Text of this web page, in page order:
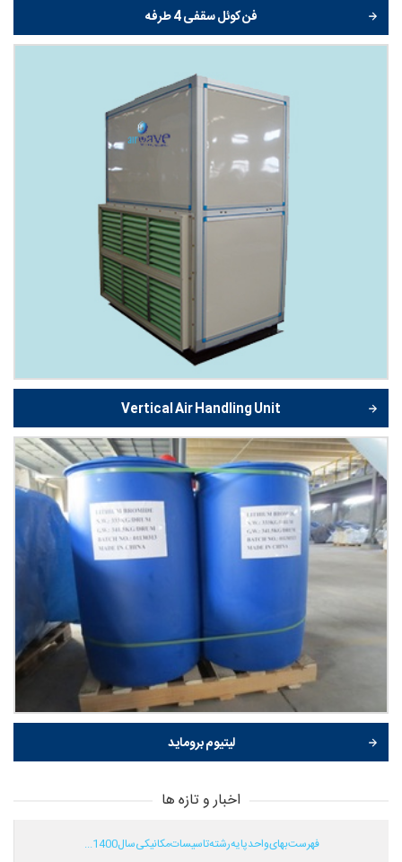
فن کوئل سقفی 4 طرفه
Vertical Air Handling Unit
لیتیوم بروماید
اخبار و تازه ها
فهرست بهای واحد پایه رشته تاسیسات مکانیکی سال 1400...